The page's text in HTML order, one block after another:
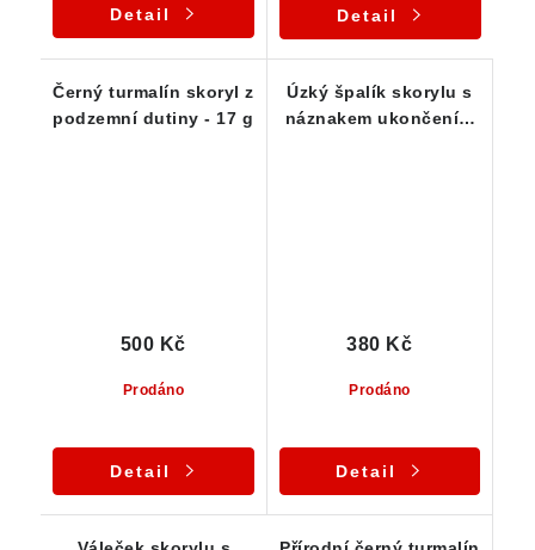
Detail Detail
Černý turmalín skoryl z
podzemní dutiny - 17 g
Prodáno
500 Kč
Detail
Úzký špalík skorylu s
náznakem ukončení a
Prodáno
380 Kč
Detail